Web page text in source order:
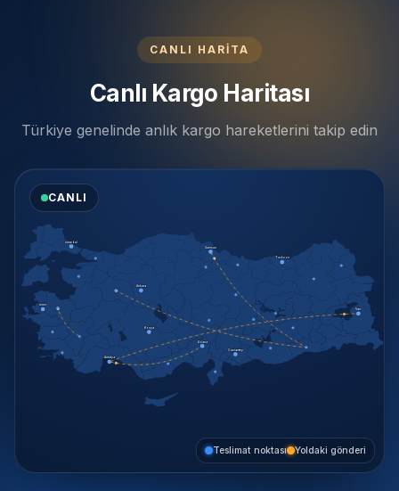
CANLI HARİTA
Canlı Kargo Haritası
Türkiye genelinde anlık kargo hareketlerini takip edin
CANLI
İstanbul
Ankara
İzmir
Adana
Antalya
Samsun
Trabzon
Gaziantep
Van
Konya
Teslimat noktası Yoldaki gönderi